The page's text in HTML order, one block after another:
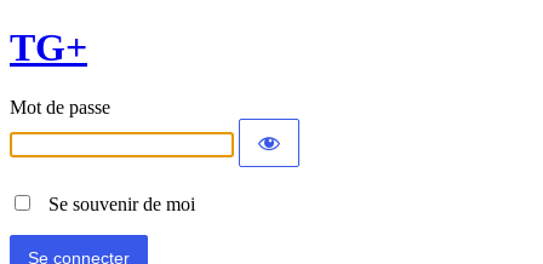
TG+
Mot de passe
Se souvenir de moi